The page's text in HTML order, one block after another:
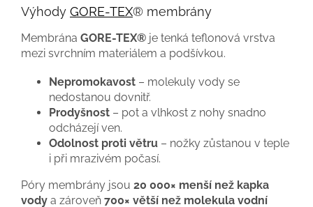
Výhody GORE-TEX® membrány
Membrána GORE-TEX® je tenká teflonová vrstva
mezi svrchním materiálem a podšívkou.
Nepromokavost – molekuly vody se
nedostanou dovnitř.
Prodyšnost – pot a vlhkost z nohy snadno
odcházejí ven.
Odolnost proti větru – nožky zůstanou v teple
i při mrazivém počasí.
Póry membrány jsou 20 000× menší než kapka
vody a zároveň 700× větší než molekula vodní